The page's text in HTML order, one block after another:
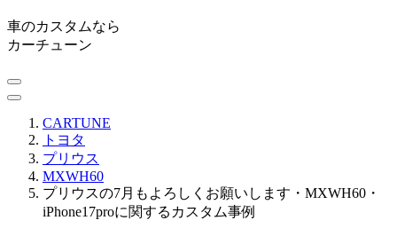
車のカスタムなら
カーチューン
CARTUNE
トヨタ
プリウス
MXWH60
プリウスの7月もよろしくお願いします・MXWH60・
iPhone17proに関するカスタム事例